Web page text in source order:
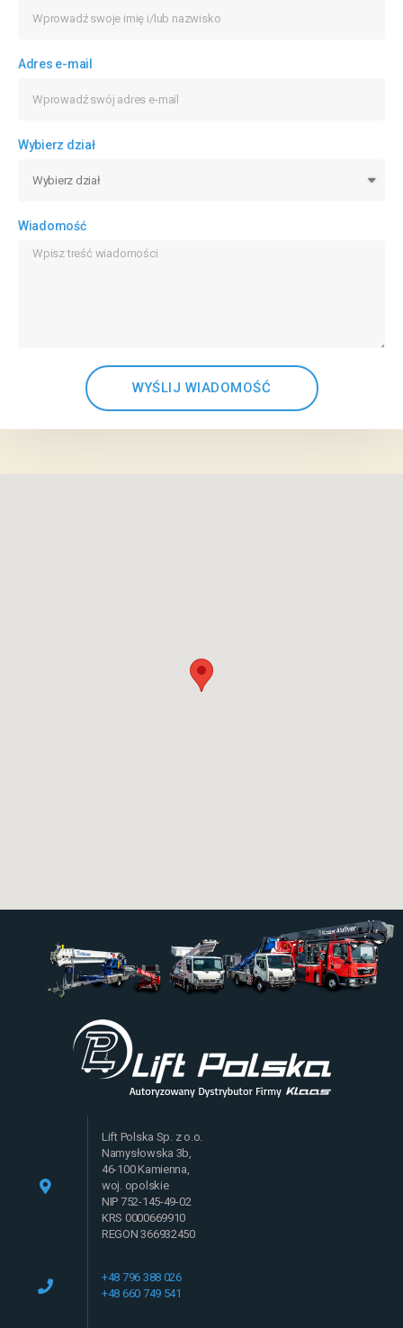
Adres e-mail
Wybierz dział
Wiadomość
WYŚLIJ WIADOMOŚĆ
Lift Polska Sp. z o.o.
Namysłowska 3b,
46-100 Kamienna,
woj. opolskie
NIP 752-145-49-02
KRS 0000669910
REGON 366932450
+48 796 388 026
+48 660 749 541